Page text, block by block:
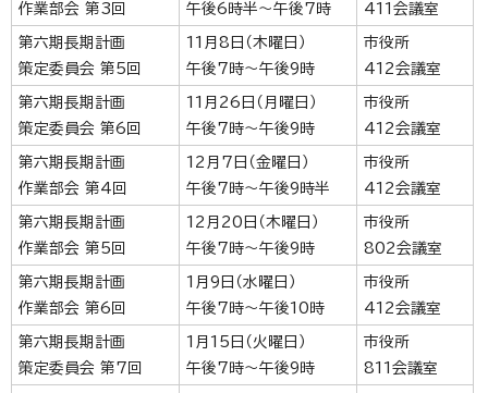
作業部会 第3回
午後6時半～午後7時
411会議室
第六期長期計画
策定委員会 第5回
11月8日（木曜日）
午後7時～午後9時
市役所
412会議室
第六期長期計画
策定委員会 第6回
11月26日（月曜日）
午後7時～午後9時
市役所
412会議室
第六期長期計画
作業部会 第4回
12月7日（金曜日）
午後7時～午後9時半
市役所
412会議室
第六期長期計画
作業部会 第5回
12月20日（木曜日）
午後7時～午後9時
市役所
802会議室
第六期長期計画
作業部会 第6回
1月9日（水曜日）
午後7時～午後10時
市役所
412会議室
第六期長期計画
策定委員会 第7回
1月15日（火曜日）
午後7時～午後9時
市役所
811会議室